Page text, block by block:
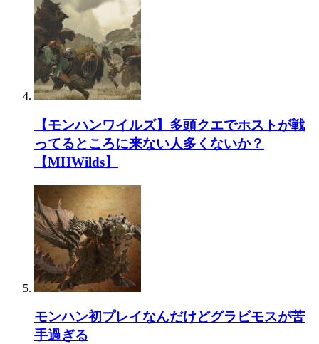
【モンハンワイルズ】多頭クエでホストが戦
ってるところに来ない人多くないか？
【MHWilds】
モンハン初プレイなんだけどグラビモスが苦
手過ぎる